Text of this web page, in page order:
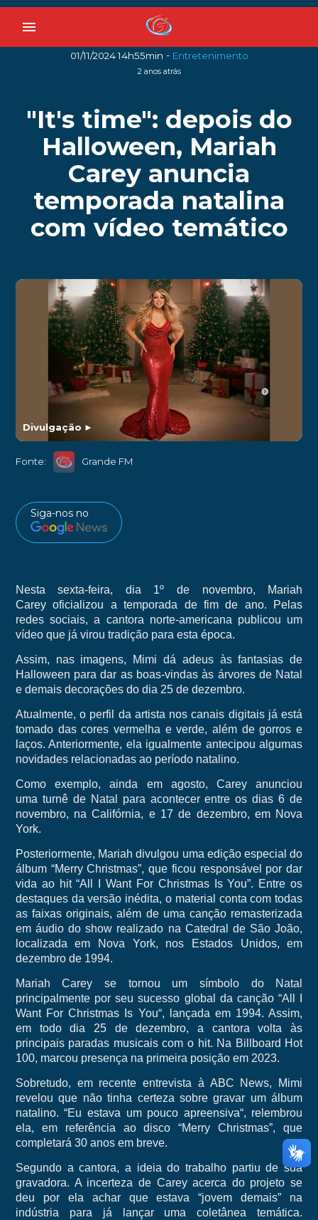
menu
01/11/2024 14h55min - Entretenimento
2 anos atrás
"It's time": depois do
Halloween, Mariah
Carey anuncia
temporada natalina
com vídeo temático
Divulgação ►
Fonte: Grande FM
Siga-nos no
Nesta sexta-feira, dia 1º de novembro, Mariah
Carey oficializou a temporada de fim de ano. Pelas
redes sociais, a cantora norte-americana publicou um
vídeo que já virou tradição para esta época.
Assim, nas imagens, Mimi dá adeus às fantasias de
Halloween para dar as boas-vindas às árvores de Natal
e demais decorações do dia 25 de dezembro.
Atualmente, o perfil da artista nos canais digitais já está
tomado das cores vermelha e verde, além de gorros e
laços. Anteriormente, ela igualmente antecipou algumas
novidades relacionadas ao período natalino.
Como exemplo, ainda em agosto, Carey anunciou
uma turnê de Natal para acontecer entre os dias 6 de
novembro, na Califórnia, e 17 de dezembro, em Nova
York.
Posteriormente, Mariah divulgou uma edição especial do
álbum “Merry Christmas”, que ficou responsável por dar
vida ao hit “All I Want For Christmas Is You”. Entre os
destaques da versão inédita, o material conta com todas
as faixas originais, além de uma canção remasterizada
em áudio do show realizado na Catedral de São João,
localizada em Nova York, nos Estados Unidos, em
dezembro de 1994.
Mariah Carey se tornou um símbolo do Natal
principalmente por seu sucesso global da canção “All I
Want For Christmas Is You“, lançada em 1994. Assim,
em todo dia 25 de dezembro, a cantora volta às
principais paradas musicais com o hit. Na Billboard Hot
100, marcou presença na primeira posição em 2023.
Sobretudo, em recente entrevista à ABC News, Mimi
revelou que não tinha certeza sobre gravar um álbum
natalino. “Eu estava um pouco apreensiva“, relembrou
ela, em referência ao disco “Merry Christmas”, que
completará 30 anos em breve.
Segundo a cantora, a ideia do trabalho partiu de sua
gravadora. A incerteza de Carey acerca do projeto se
deu por ela achar que estava “jovem demais” na
indústria para já lançar uma coletânea temática.